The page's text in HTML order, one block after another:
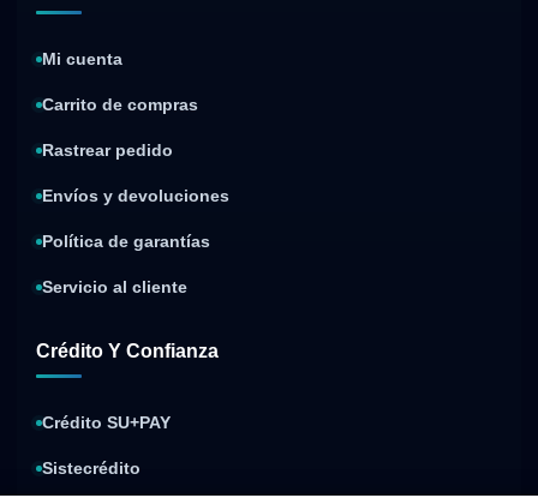
Mi cuenta
Carrito de compras
Rastrear pedido
Envíos y devoluciones
Política de garantías
Servicio al cliente
Crédito Y Confianza
Crédito SU+PAY
Sistecrédito